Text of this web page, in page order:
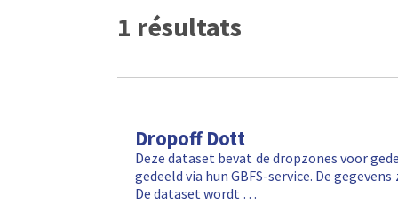
1 résultats
Dropoff Dott
Deze dataset bevat de dropzones voor
gedeeld via hun GBFS-service. De
De dataset wordt …